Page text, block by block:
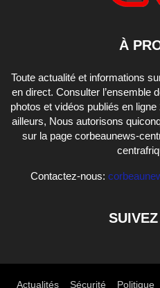
À
Toute actualité et informations
en direct. Consulter l’ensemble
photos et vidéos publiés en
ailleurs, Nous autorisons
sur la page corbeaunews-
Contactez-nous:
Actualités Sécurité Politique